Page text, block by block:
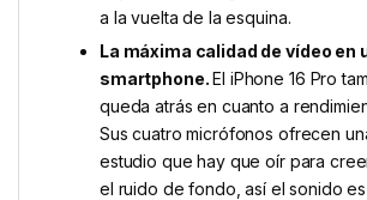
a la vuelta de la esquina.
La máxima calidad de vídeo en
smartphone.El iPhone 16 Pro
queda atrás en cuanto a
Sus cuatro micrófonos ofrecen
estudio que hay que oír para
el ruido de fondo, así el sonido es